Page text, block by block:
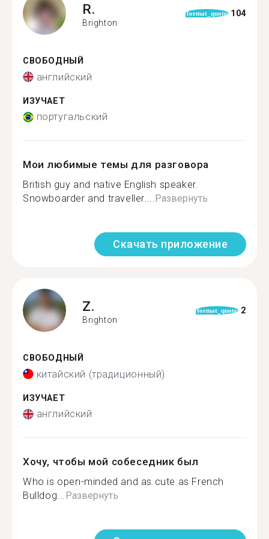
R.
Brighton
format_quote 104
СВОБОДНЫЙ
английский
ИЗУЧАЕТ
португальский
Мои любимые темы для разговора
British guy and native English speaker.
Snowboarder and traveller....Развернуть
Скачать приложение
Z.
Brighton
format_quote 2
СВОБОДНЫЙ
китайский (традиционный)
ИЗУЧАЕТ
английский
Хочу, чтобы мой собеседник был
Who is open-minded and as cute as French
Bulldog...Развернуть